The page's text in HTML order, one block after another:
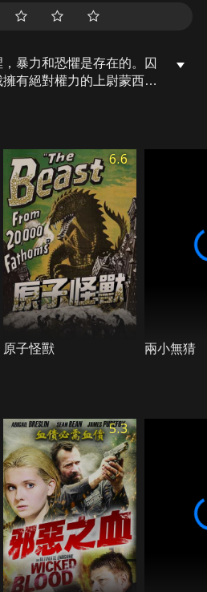
暴力和恐懼是存在的。囚
有絕對權力的上尉蒙西。
6.6
原子怪獸 兩小無猜
5.3